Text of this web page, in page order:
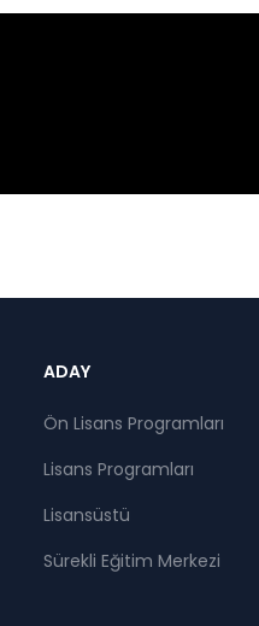
ADAY
Ön Lisans Programları
Lisans Programları
Lisansüstü
Sürekli Eğitim Merkezi